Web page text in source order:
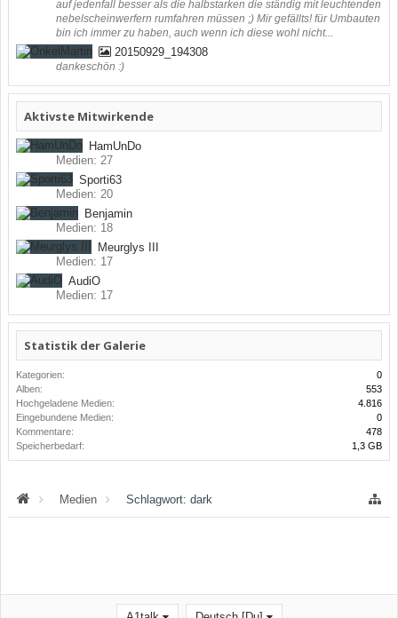
auf jedenfall besser als die halbstarken die ständig mit leuchtenden
nebelscheinwerfern rumfahren müssen ;) Mir gefällts! für Umbauten
bin ich immer zu haben, auch wenn ich diese wohl nicht...
20150929_194308
dankeschön :)
Aktivste Mitwirkende
HamUnDo
Medien: 27
Sporti63
Medien: 20
Benjamin
Medien: 18
Meurglys III
Medien: 17
AudiO
Medien: 17
Statistik der Galerie
Kategorien:
0
Alben:
553
Hochgeladene Medien:
4.816
Eingebundene Medien:
0
Kommentare:
478
Speicherbedarf:
1,3 GB
Medien Schlagwort: dark